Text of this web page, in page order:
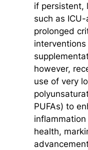
if persistent,
such as
prolonged
however,
use of very
PUFAs) to
health,